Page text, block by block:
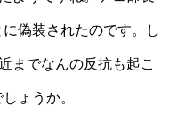
偽装されたのです。し
までなんの反抗も起こ
ょうか。